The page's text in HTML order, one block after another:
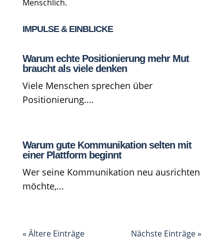
Menschlich.
IMPULSE & EINBLICKE
Warum echte Positionierung mehr Mut
braucht als viele denken
Viele Menschen sprechen über
Positionierung....
Warum gute Kommunikation selten mit
einer Plattform beginnt
Wer seine Kommunikation neu ausrichten
möchte,...
« Ältere Einträge Nächste Einträge »